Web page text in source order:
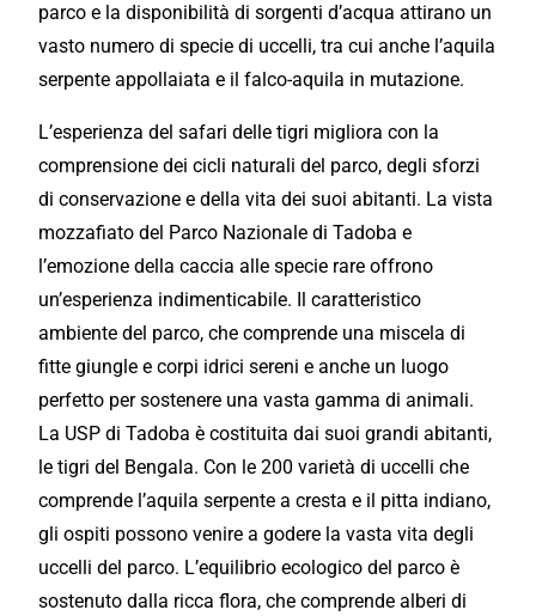
parco e la disponibilità di sorgenti d’acqua attirano un
vasto numero di specie di uccelli, tra cui anche l’aquila
serpente appollaiata e il falco-aquila in mutazione.
L’esperienza del safari delle tigri migliora con la
comprensione dei cicli naturali del parco, degli sforzi
di conservazione e della vita dei suoi abitanti. La vista
mozzafiato del Parco Nazionale di Tadoba e
l’emozione della caccia alle specie rare offrono
un’esperienza indimenticabile. Il caratteristico
ambiente del parco, che comprende una miscela di
fitte giungle e corpi idrici sereni e anche un luogo
perfetto per sostenere una vasta gamma di animali.
La USP di Tadoba è costituita dai suoi grandi abitanti,
le tigri del Bengala. Con le 200 varietà di uccelli che
comprende l’aquila serpente a cresta e il pitta indiano,
gli ospiti possono venire a godere la vasta vita degli
uccelli del parco. L’equilibrio ecologico del parco è
sostenuto dalla ricca flora, che comprende alberi di